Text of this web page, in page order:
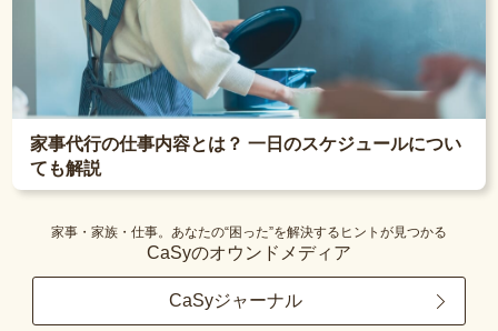
家事代行の仕事内容とは？ 一日のスケジュールについ
ても解説
家事・家族・仕事。あなたの“困った”を解決するヒントが見つかる
CaSyのオウンドメディア
CaSyジャーナル